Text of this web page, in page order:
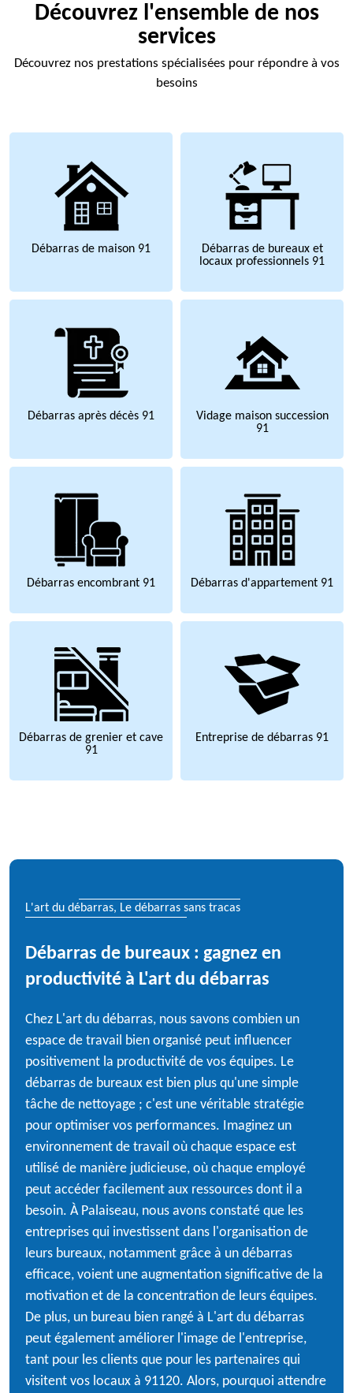
Découvrez l'ensemble de nos
services
Découvrez nos prestations spécialisées pour répondre à vos
besoins
Débarras de maison 91
Débarras de bureaux et
locaux professionnels 91
Débarras après décès 91
Vidage maison succession
91
Débarras encombrant 91 Débarras d'appartement 91
Débarras de grenier et cave
91
Entreprise de débarras 91
L'art du débarras, Le débarras sans tracas
Débarras de bureaux : gagnez en
productivité à L'art du débarras
Chez L'art du débarras, nous savons combien un
espace de travail bien organisé peut influencer
positivement la productivité de vos équipes. Le
débarras de bureaux est bien plus qu'une simple
tâche de nettoyage ; c'est une véritable stratégie
pour optimiser vos performances. Imaginez un
environnement de travail où chaque espace est
utilisé de manière judicieuse, où chaque employé
peut accéder facilement aux ressources dont il a
besoin. À Palaiseau, nous avons constaté que les
entreprises qui investissent dans l'organisation de
leurs bureaux, notamment grâce à un débarras
efficace, voient une augmentation significative de la
motivation et de la concentration de leurs équipes.
De plus, un bureau bien rangé à L'art du débarras
peut également améliorer l'image de l'entreprise,
tant pour les clients que pour les partenaires qui
visitent vos locaux à 91120. Alors, pourquoi attendre